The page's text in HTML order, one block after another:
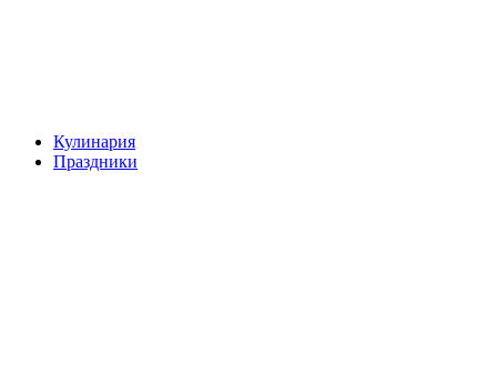
Кулинария
Праздники